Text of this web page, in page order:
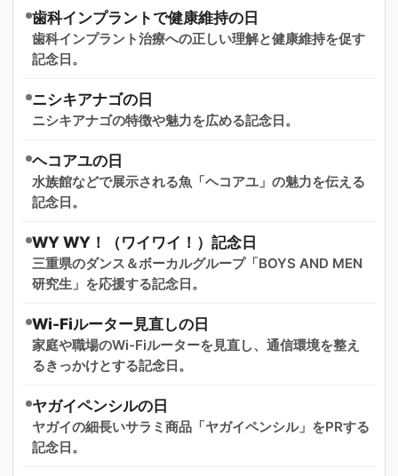
歯科インプラントで健康維持の日
歯科インプラント治療への正しい理解と健康維持を促す
記念日。
ニシキアナゴの日
ニシキアナゴの特徴や魅力を広める記念日。
ヘコアユの日
水族館などで展示される魚「ヘコアユ」の魅力を伝える
記念日。
WY WY！（ワイワイ！）記念日
三重県のダンス＆ボーカルグループ「BOYS AND MEN
研究生」を応援する記念日。
Wi-Fiルーター見直しの日
家庭や職場のWi-Fiルーターを見直し、通信環境を整え
るきっかけとする記念日。
ヤガイペンシルの日
ヤガイの細長いサラミ商品「ヤガイペンシル」をPRする
記念日。